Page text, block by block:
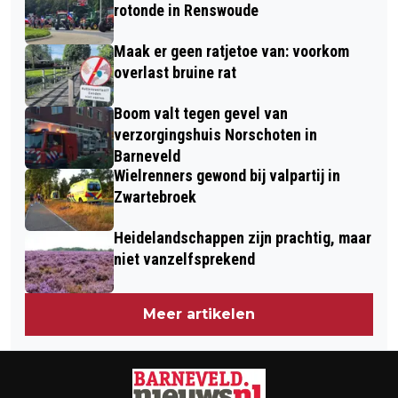
DOET ONDERZOEK
REGIO FOODVALLEY 2025
rotonde in Renswoude
Maak er geen ratjetoe van: voorkom
overlast bruine rat
Boom valt tegen gevel van
verzorgingshuis Norschoten in
Barneveld
Wielrenners gewond bij valpartij in
Zwartebroek
Heidelandschappen zijn prachtig, maar
niet vanzelfsprekend
Meer artikelen